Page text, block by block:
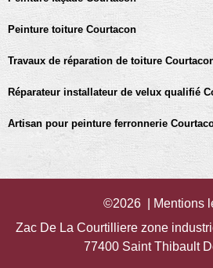
Peinture toiture Courtacon
Travaux de réparation de toiture
Réparateur installateur de velux qualifié
Artisan pour peinture ferronnerie
©2026 |
Mentions
Zac De La Courtilliere zone
77400 Saint Thibault